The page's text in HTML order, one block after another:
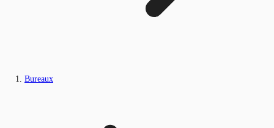
Bureaux